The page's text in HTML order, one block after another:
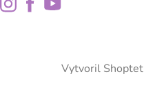
Vytvoril Shoptet